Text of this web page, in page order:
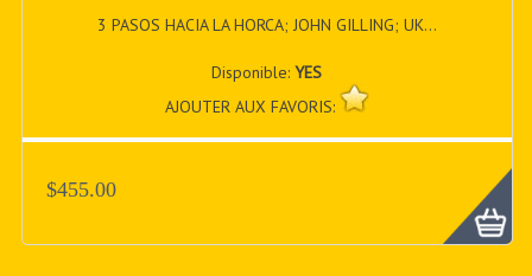
3 PASOS HACIA LA HORCA; JOHN GILLING; UK...
Disponible:YES
AJOUTER AUX FAVORIS:
$455.00